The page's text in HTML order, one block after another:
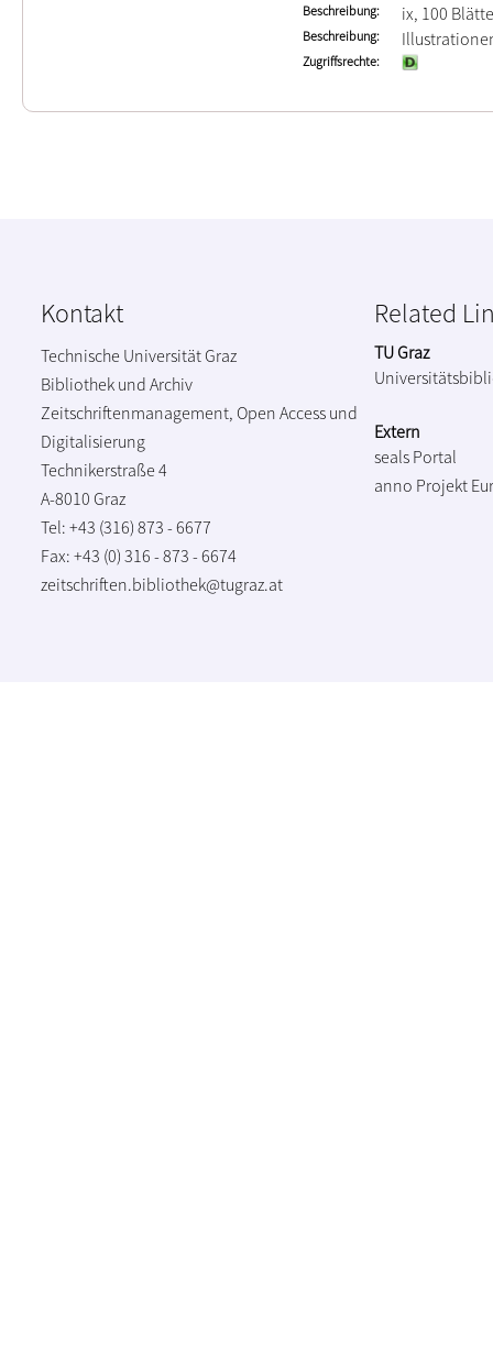
Beschreibung ix, 100
Beschreibung
Zugriffsrechte
Kontakt
Technische Universität Graz
Bibliothek und Archiv
Zeitschriftenmanagement, Open Access und
Digitalisierung
Technikerstraße 4
A-8010 Graz
Tel: +43 (316) 873 - 6677
Fax: +43 (0) 316 - 873 - 6674
zeitschriften.bibliothek@tugraz.at
Related
TU Graz
Extern
seals Portal
anno Projekt